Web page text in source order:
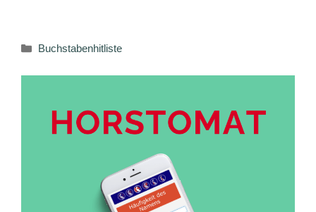
Kategorien
Buchstabenhitliste